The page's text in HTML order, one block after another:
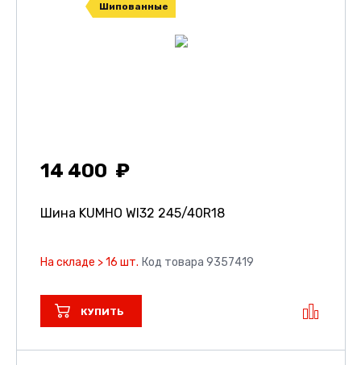
Шипованные
14 400
Шина KUMHO WI32 245/40R18
На складе > 16 шт. Код товара 9357419
КУПИТЬ